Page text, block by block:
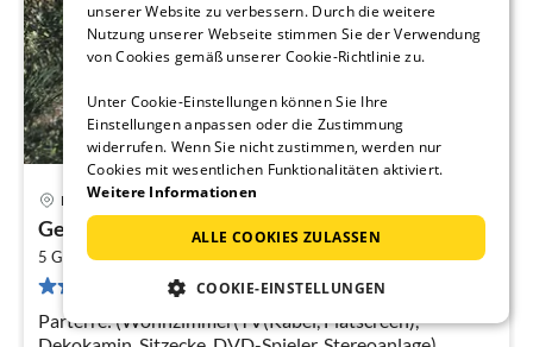
Roussillon
Gehobenes Ferienhaus im Roussillon
5 Gäste175 m 3Schlafzimmer
61 Bewertungen
Parterre: (Wohnzimmer(TV(Kabel, Flatscreen),
unserer Website zu verbessern. Durch die weitere
Nutzung unserer Webseite stimmen Sie der Verwendung
von Cookies gemäß unserer Cookie-Richtlinie zu.
Unter Cookie-Einstellungen können Sie Ihre
Einstellungen anpassen oder die Zustimmung
widerrufen. Wenn Sie nicht zustimmen, werden nur
Cookies mit wesentlichen Funktionalitäten aktiviert.
Weitere Informationen
ALLE COOKIES ZULASSEN
COOKIE-EINSTELLUNGEN